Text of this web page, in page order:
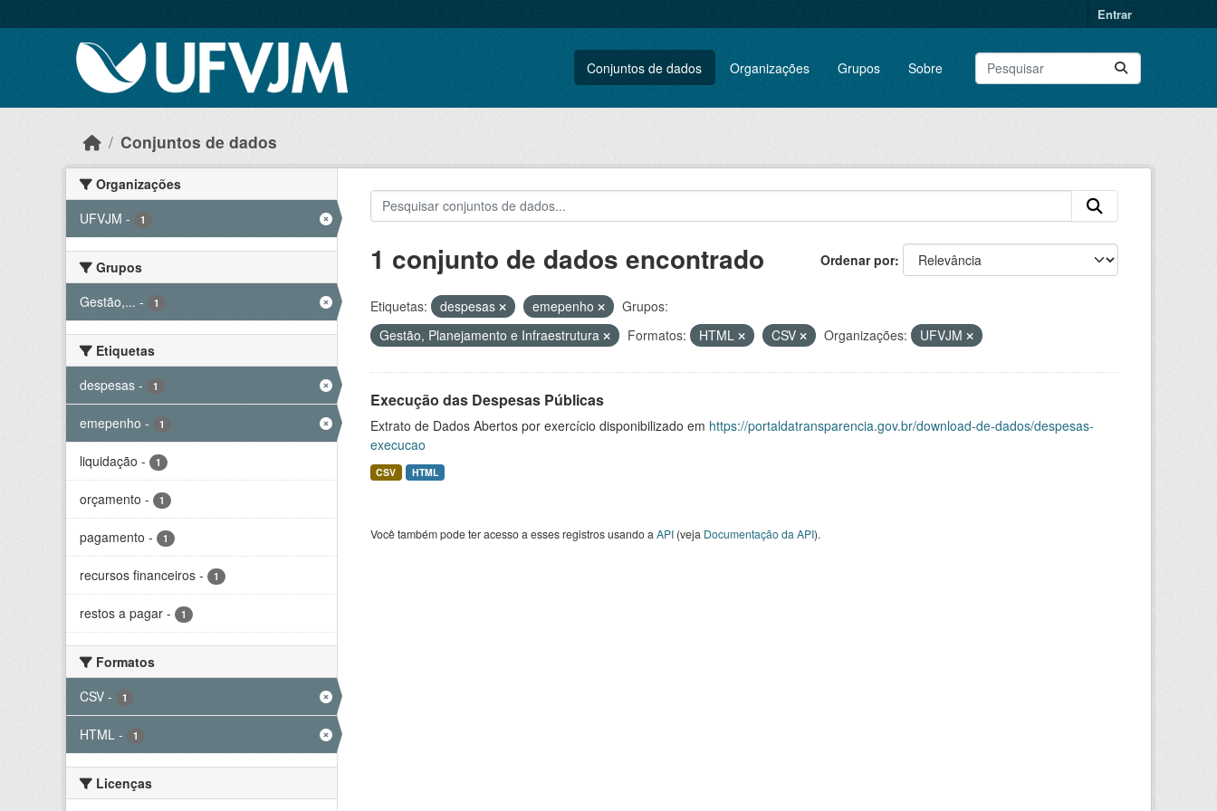
Entrar
Conjuntos de dados Organizações Grupos Sobre
Conjuntos de dados
Organizações
UFVJM - 1
Grupos
Gestão,... - 1
Etiquetas
despesas - 1
emepenho - 1
liquidação - 1
orçamento - 1
pagamento - 1
recursos financeiros - 1
restos a pagar - 1
Formatos
CSV - 1
HTML - 1
Licenças
Ordenar por
1 conjunto de dados encontrado
Etiquetas: despesas emepenho
Grupos:
Gestão, Planejamento e Infraestrutura
Formatos: HTML CSV Organizações: UFVJM
Execução das Despesas Públicas
Extrato de Dados Abertos por exercício disponibilizado em https://portaldatransparencia.gov.br/download-de-dados/despesas-
execucao
CSV HTML
Você também pode ter acesso a esses registros usando a API(veja Documentação da API).